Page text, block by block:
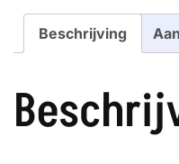
Beschrijving